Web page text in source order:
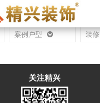
案例户型 装
关注精兴